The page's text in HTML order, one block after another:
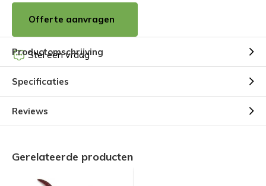
Offerte aanvragen
Stel een vraag
Productomschrijving
Specificaties
Reviews
Gerelateerde producten